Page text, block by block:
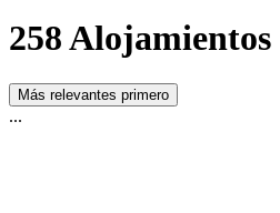
258 Alojamientos
Más relevantes primero
...